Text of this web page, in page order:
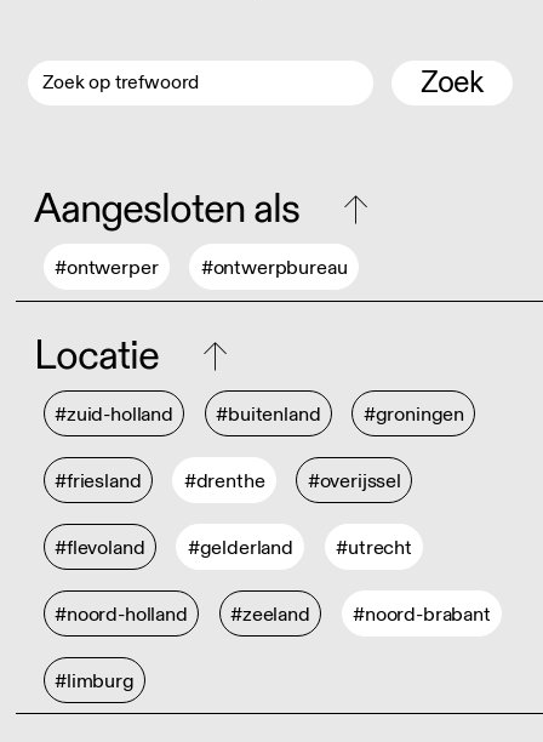
Zoek
Aangesloten als
#ontwerper #ontwerpbureau
Locatie
#zuid-holland #buitenland #groningen
#friesland #drenthe #overijssel
#flevoland #gelderland #utrecht
#noord-holland #zeeland #noord-brabant
#limburg